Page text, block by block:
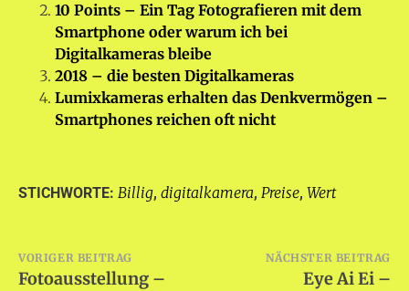
10 Points – Ein Tag Fotografieren mit dem
Smartphone oder warum ich bei
Digitalkameras bleibe
2018 – die besten Digitalkameras
Lumixkameras erhalten das Denkvermögen –
Smartphones reichen oft nicht
STICHWORTE: Billig, digitalkamera, Preise, Wert
Beitragsnavigation
VORIGER BEITRAG
Fotoausstellung –
NÄCHSTER BEITRAG
Eye Ai Ei –